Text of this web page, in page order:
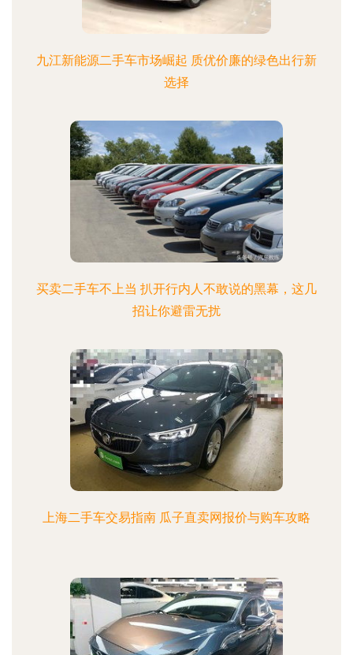
九江新能源二手车市场崛起 质优价廉的绿色出行新
选择
买卖二手车不上当 扒开行内人不敢说的黑幕，这几
招让你避雷无扰
上海二手车交易指南 瓜子直卖网报价与购车攻略